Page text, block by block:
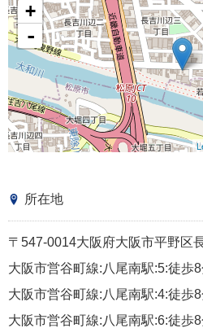
+
-
所在地
〒547-0014大阪府大阪市平野区
大阪市営谷町線:八尾南駅:5:徒歩8
大阪市営谷町線:八尾南駅:4:徒歩8
大阪市営谷町線:八尾南駅:6:徒歩8